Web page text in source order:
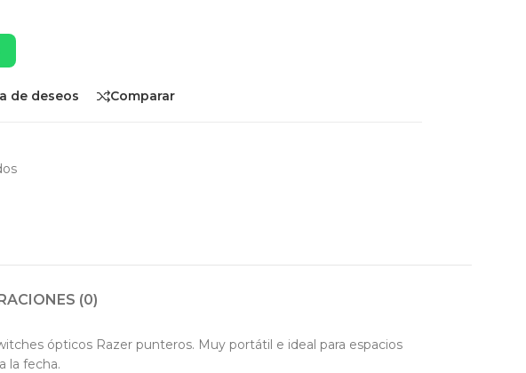
de deseos Comparar
(0)
ópticos Razer punteros. Muy portátil e ideal para espacios
la fecha.